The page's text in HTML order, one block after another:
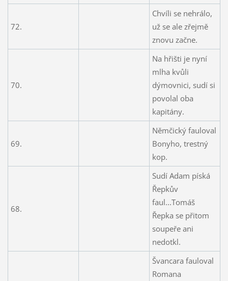
72.
Chvíli se nehrálo,
už se ale zřejmě
znovu začne.
70.
Na hřišti je nyní
mlha kvůli
dýmovnici, sudí si
povolal oba
kapitány.
69.
Němčický fauloval
Bonyho, trestný
kop.
68.
Sudí Adam píská
Řepkův
faul...Tomáš
Řepka se přitom
soupeře ani
nedotkl.
Švancara fauloval
Romana